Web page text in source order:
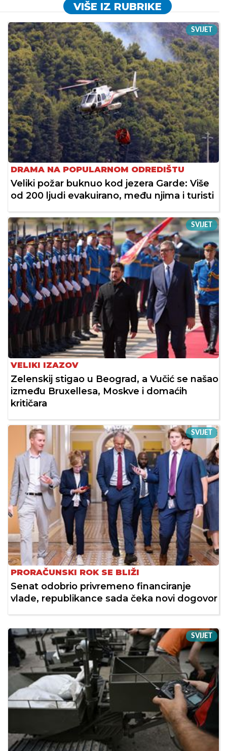
VIŠE IZ RUBRIKE
SVIJET
DRAMA NA POPULARNOM ODREDIŠTU
Veliki požar buknuo kod jezera Garde: Više
od 200 ljudi evakuirano, među njima i turisti
SVIJET
VELIKI IZAZOV
Zelenskij stigao u Beograd, a Vučić se našao
između Bruxellesa, Moskve i domaćih
kritičara
SVIJET
PRORAČUNSKI ROK SE BLIŽI
Senat odobrio privremeno financiranje
vlade, republikance sada čeka novi dogovor
SVIJET